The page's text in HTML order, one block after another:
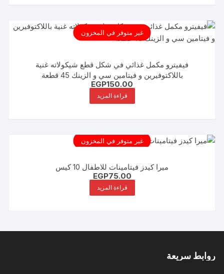
غير متوفر في المخزون
فيفيترو مكمل غذائي في شكل قطع شيكولاته غنية
باللاكتوفيرين و فيتامين سي و الزينك 45 قطعة
EGP150.00
قراءة المزيد
غير متوفر في المخزون
ميرا كيدز فيتامينات للاطفال 10 كيس
EGP75.00
قراءة المزيد
روابط سريعة